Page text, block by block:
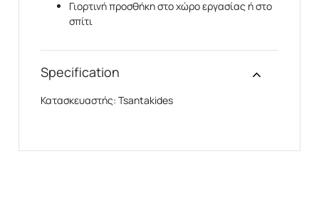
Γιορτινή προσθήκη στο χώρο εργασίας ή στο
σπίτι
Specification
Κατασκευαστής: Tsantakides